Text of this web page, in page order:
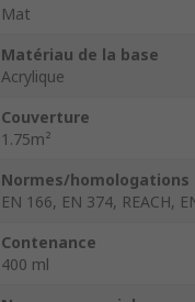
Mat
Matériau de la base
Acrylique
Couverture
1.75m²
Normes/homologations
EN 166, EN 374, REACH,
Contenance
400 ml